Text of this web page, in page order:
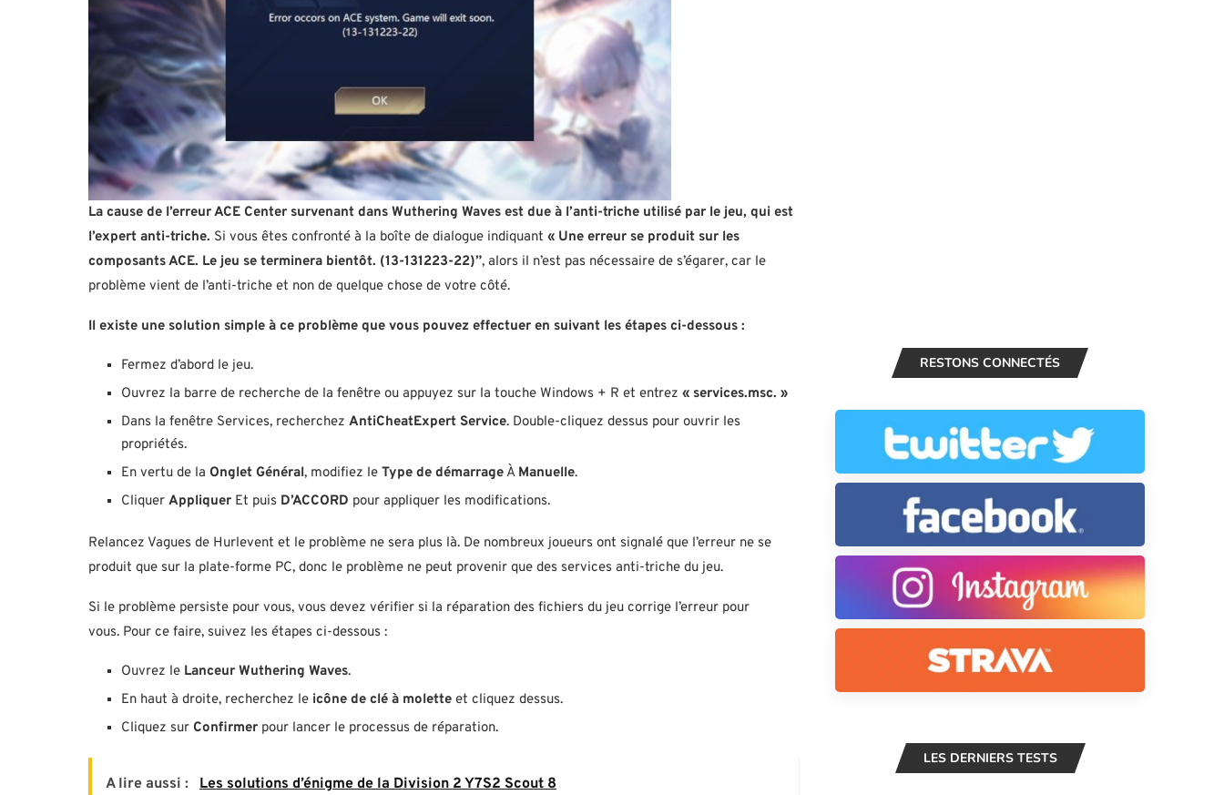
La cause de l’erreur ACE Center survenant dans Wuthering Waves est due à l’anti-triche utilisé par le jeu, qui est
l’expert anti-triche. Si vous êtes confronté à la boîte de dialogue indiquant « Une erreur se produit sur les
composants ACE. Le jeu se terminera bientôt. (13-131223-22)”, alors il n’est pas nécessaire de s’égarer, car le
problème vient de l’anti-triche et non de quelque chose de votre côté.
Il existe une solution simple à ce problème que vous pouvez effectuer en suivant les étapes ci-dessous :
Fermez d’abord le jeu.
Ouvrez la barre de recherche de la fenêtre ou appuyez sur la touche Windows + R et entrez « services.msc. »
Dans la fenêtre Services, recherchez AntiCheatExpert Service. Double-cliquez dessus pour ouvrir les
propriétés.
En vertu de la Onglet Général, modifiez le Type de démarrage À Manuelle.
Cliquer Appliquer Et puis D’ACCORD pour appliquer les modifications.
Relancez Vagues de Hurlevent et le problème ne sera plus là. De nombreux joueurs ont signalé que l’erreur ne se
produit que sur la plate-forme PC, donc le problème ne peut provenir que des services anti-triche du jeu.
Si le problème persiste pour vous, vous devez vérifier si la réparation des fichiers du jeu corrige l’erreur pour
vous. Pour ce faire, suivez les étapes ci-dessous :
Ouvrez le Lanceur Wuthering Waves.
En haut à droite, recherchez le icône de clé à molette et cliquez dessus.
Cliquez sur Confirmer pour lancer le processus de réparation.
A lire aussi : Les solutions d’énigme de la Division 2 Y7S2 Scout 8
RESTONS CONNECTÉS
LES DERNIERS TESTS